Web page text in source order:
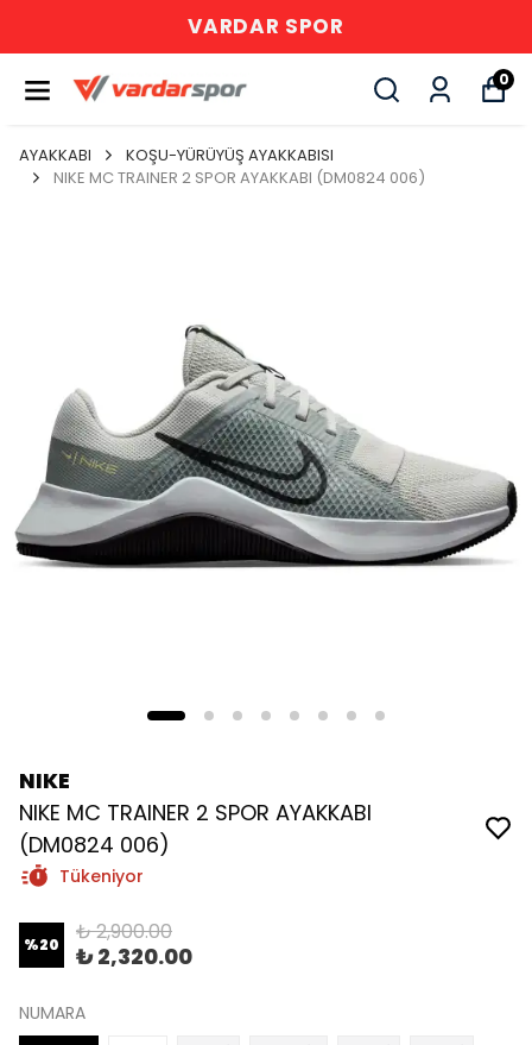
VARDAR SPOR
0
AYAKKABI
KOŞU-YÜRÜYÜŞ AYAKKABISI
NIKE MC TRAINER 2 SPOR AYAKKABI (DM0824 006)
NIKE
NIKE MC TRAINER 2 SPOR AYAKKABI
(DM0824 006)
Tükeniyor
%20 ₺ 2,900.00
₺ 2,320.00
NUMARA